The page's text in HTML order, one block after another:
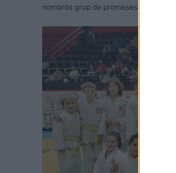
nombrós grup de promeses del judo.